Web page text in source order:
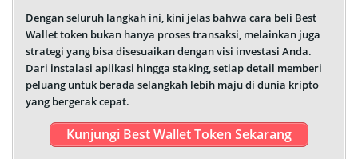
Dengan seluruh langkah ini, kini jelas bahwa cara beli Best
Wallet token bukan hanya proses transaksi, melainkan juga
strategi yang bisa disesuaikan dengan visi investasi Anda.
Dari instalasi aplikasi hingga staking, setiap detail memberi
peluang untuk berada selangkah lebih maju di dunia kripto
yang bergerak cepat.
Kunjungi Best Wallet Token Sekarang